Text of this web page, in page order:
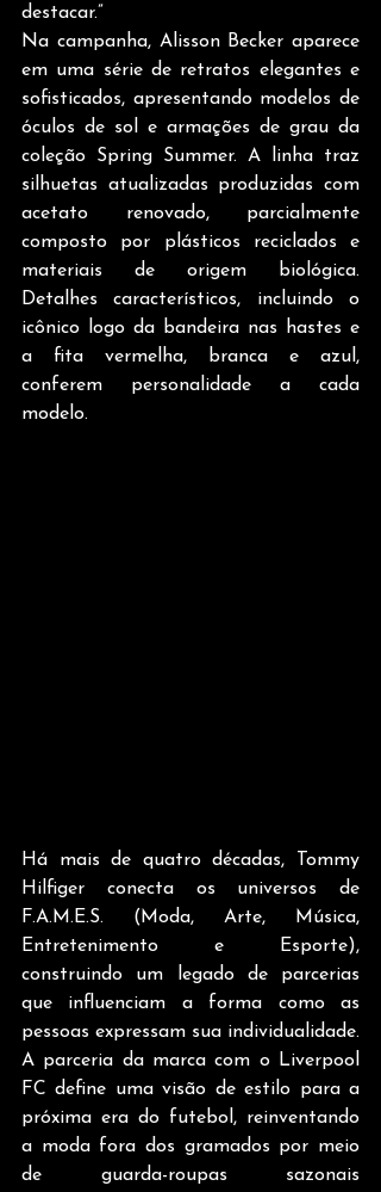
destacar.”
Na campanha, Alisson Becker aparece
em uma série de retratos elegantes e
sofisticados, apresentando modelos de
óculos de sol e armações de grau da
coleção Spring Summer. A linha traz
silhuetas atualizadas produzidas com
acetato renovado, parcialmente
composto por plásticos reciclados e
materiais de origem biológica.
Detalhes característicos, incluindo o
icônico logo da bandeira nas hastes e
a fita vermelha, branca e azul,
conferem personalidade a cada
modelo.
Há mais de quatro décadas, Tommy
Hilfiger conecta os universos de
F.A.M.E.S. (Moda, Arte, Música,
Entretenimento e Esporte),
construindo um legado de parcerias
que influenciam a forma como as
pessoas expressam sua individualidade.
A parceria da marca com o Liverpool
FC define uma visão de estilo para a
próxima era do futebol, reinventando
a moda fora dos gramados por meio
de guarda-roupas sazonais